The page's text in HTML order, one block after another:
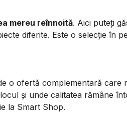
mereu reînnoită. Aici puteți
diferite. Este o selecție în
o ofertă complementară
și unde calitatea rămâne
la Smart Shop.